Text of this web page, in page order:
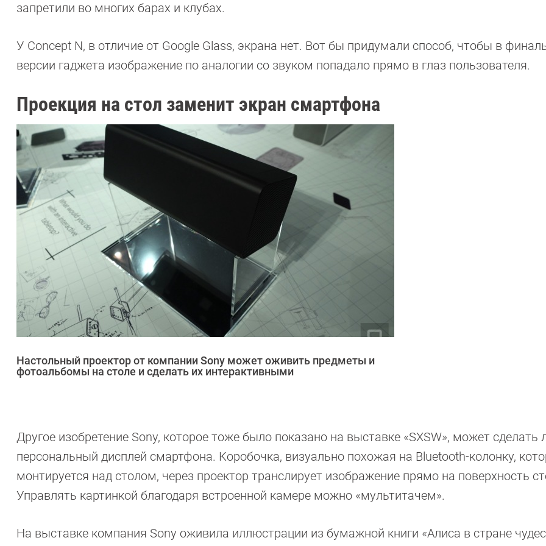
запретили во многих барах и клубах.
У Concept N, в отличие от Google Glass, экрана нет. Вот бы придумали способ, чтобы в
версии гаджета изображение по аналогии со звуком попадало прямо в глаз пользователя.
Проекция на стол заменит экран смартфона
Настольный проектор от компании Sony может оживить предметы и
фотоальбомы на столе и сделать их интерактивными
Другое изобретение Sony, которое тоже было показано на выставке «SXSW», может
персональный дисплей смартфона. Коробочка, визуально похожая на Bluetooth-колонку,
монтируется над столом, через проектор транслирует изображение прямо на поверхность
Управлять картинкой благодаря встроенной камере можно «мультитачем».
На выставке компания Sony оживила иллюстрации из бумажной книги «Алиса в стране